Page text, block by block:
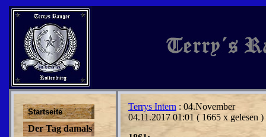
Startseite
Der Tag damals
Terrys Intern : 04.November
04.11.2017 01:01 ( 1665 x gelesen )